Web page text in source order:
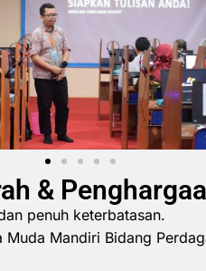
&
penuh keterbatasan.
Mandiri Bidang